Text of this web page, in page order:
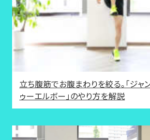
立ち腹筋でお腹まわりを絞る。「ジャ
ゥーエルボー」のやり方を解説